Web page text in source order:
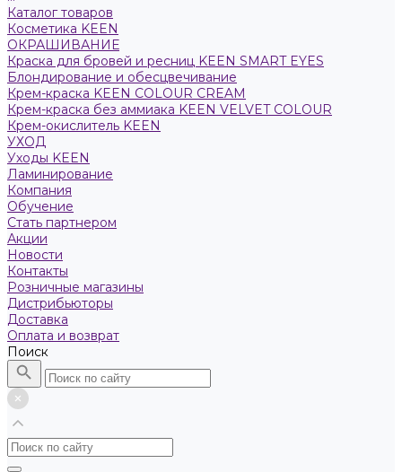
Каталог товаров
Косметика KEEN
ОКРАШИВАНИЕ
Краска для бровей и ресниц KEEN SMART EYES
Блондирование и обесцвечивание
Крем-краска KEEN COLOUR CREAM
Крем-краска без аммиака KEEN VELVET COLOUR
Крем-окислитель KEEN
УХОД
Уходы KEEN
Ламинирование
Компания
Обучение
Стать партнером
Акции
Новости
Контакты
Розничные магазины
Дистрибьюторы
Доставка
Оплата и возврат
Поиск